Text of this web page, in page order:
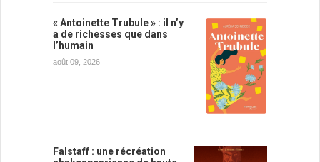
« Antoinette Trubule » : il n’y
a de richesses que dans
l’humain
août 09, 2026
Falstaff : une récréation